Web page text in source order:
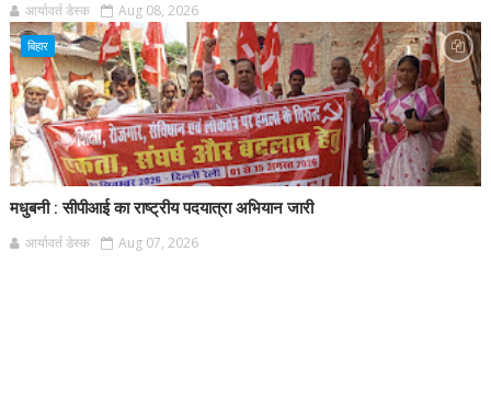
आर्यावर्त डेस्क Aug 08, 2026
बिहार
मधुबनी : सीपीआई का राष्ट्रीय पदयात्रा अभियान जारी
आर्यावर्त डेस्क Aug 07, 2026